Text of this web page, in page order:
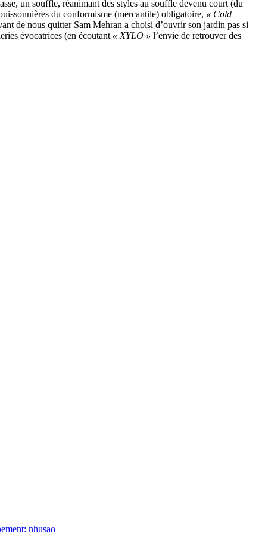
un souffle, réanimant des styles au souffle devenu court (du
du conformisme (mercantile) obligatoire, « Cold
de nous quitter Sam Mehran a choisi d’ouvrir son jardin pas si
évocatrices (en écoutant « XYLO » l’envie de retrouver des
nhusao